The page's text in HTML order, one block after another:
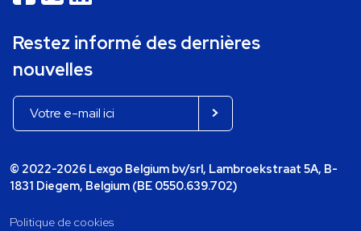
Restez informé des dernières
nouvelles
© 2022-2026 Lexgo Belgium bv/srl, Lambroekstraat 5A, B-
1831 Diegem, Belgium (BE 0550.639.702)
Politique de cookies